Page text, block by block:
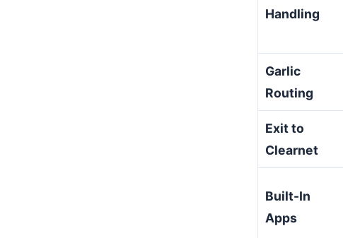
Handling
Garlic
Routing
Exit to
Clearnet
Built-In
Apps